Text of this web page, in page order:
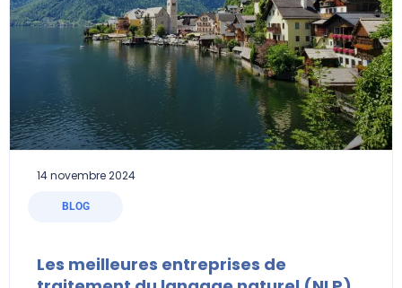
BLOG
Les meilleures entreprises de
14 novembre 2024